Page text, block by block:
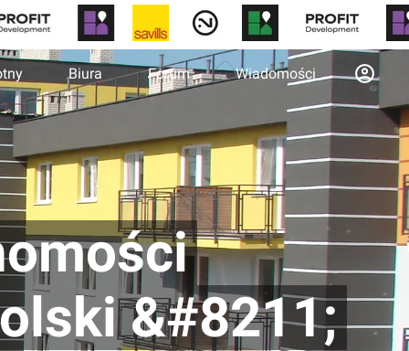
Biura Forum Wiadomości
&#8211;